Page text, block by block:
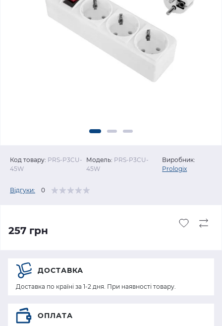
Код товару: PRS-P3CU-
45W
Модель: PRS-P3CU-
45W
Виробник:
Prologix
Відгуки: 0
257 грн
ДОСТАВКА
Доставка по країні за 1-2 дня. При наявності товару.
ОПЛАТА